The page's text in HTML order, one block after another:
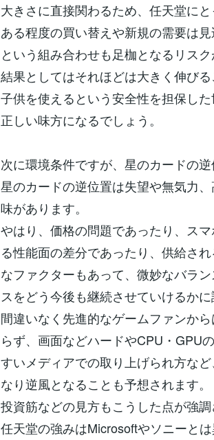
大きさに直接関わるため、任天堂に
ある程度の買い替えや新規の需要は
という組み合わせも足枷となるリスク
結果としてはそれほどは大きく伸び
子供を使えるという安全性を担保し
正しい味方になるでしょう。
次に環境条件ですが、星のカードの逆
星のカードの逆位置は失望や無気力
味があります。
やはり、価格の問題であったり、ス
る性能面の差分であったり、供給さ
なファクターもあって、微妙なバラ
スをどう今後も継続させていけるかに
間違いなく先進的なゲームファンか
らず、画面などハードやCPU・GPU
すいメディアでの取り上げられ方な
なり逆風となることも予想されます。
投資筋などの見方もこうした点が強
任天堂の強みはMicrosoftやソニーと